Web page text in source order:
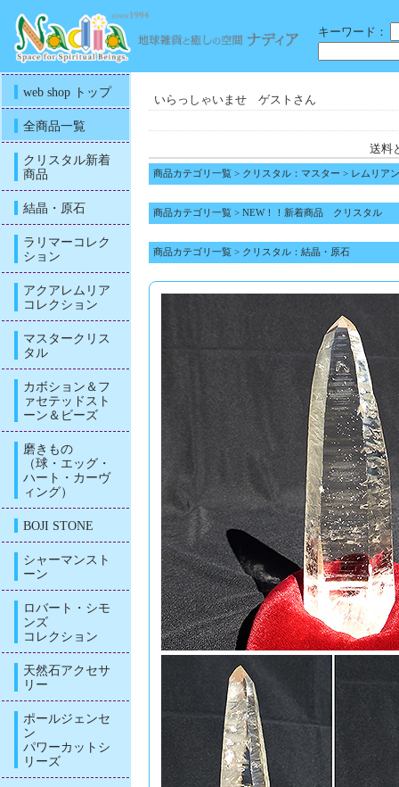
キーワード：
web shop トップ
全商品一覧
クリスタル新着
商品
結晶・原石
ラリマーコレク
ション
アクアレムリア
コレクション
マスタークリス
タル
カボション＆フ
ァセテッドスト
ーン＆ビーズ
磨きもの
（球・エッグ・
ハート・カーヴ
ィング）
BOJI STONE
シャーマンスト
ーン
ロバート・シモ
ンズ
コレクション
天然石アクセサ
リー
ポールジェンセ
ン
パワーカットシ
リーズ
いらっしゃいませ ゲストさん
送料
商品カテゴリ一覧 > クリスタル：マスター > レムリア
商品カテゴリ一覧 > NEW！！新着商品 クリスタル
商品カテゴリ一覧 > クリスタル：結晶・原石